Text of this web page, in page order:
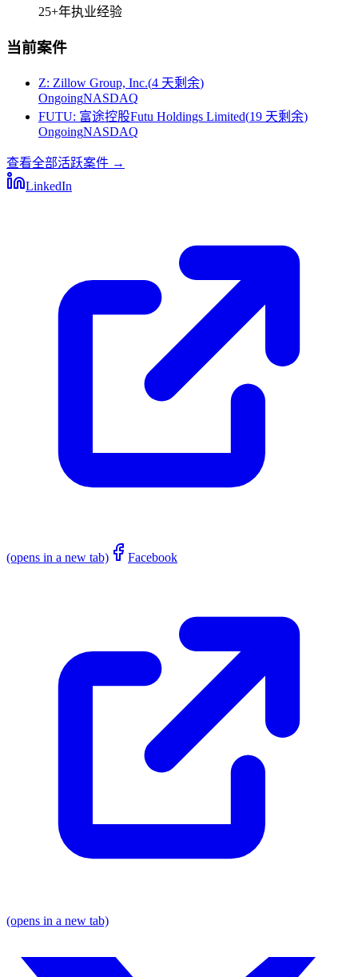
25+年执业经验
当前案件
Z: Zillow Group, Inc.(4 天剩余)
OngoingNASDAQ
FUTU: 富途控股Futu Holdings Limited(19 天剩余)
OngoingNASDAQ
查看全部活跃案件 →
LinkedIn
(opens in a new tab) Facebook
(opens in a new tab)